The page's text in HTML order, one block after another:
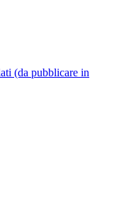
(da pubblicare in